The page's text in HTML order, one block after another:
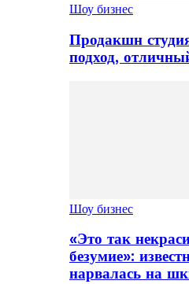
Шоу бизнес
Продакшн
подход,
Шоу бизнес
«Это так
безумие»:
нарвалась на